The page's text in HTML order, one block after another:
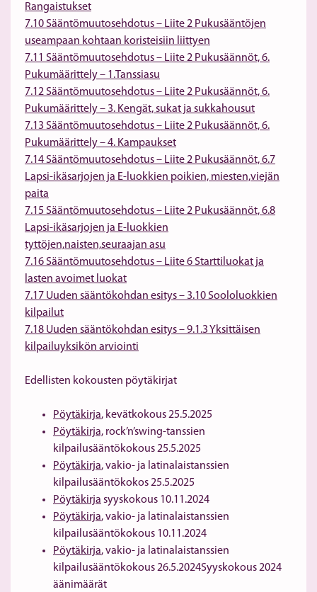
Rangaistukset
7.10 Sääntömuutosehdotus – Liite 2 Pukusääntöjen
useampaan kohtaan koristeisiin liittyen
7.11 Sääntömuutosehdotus – Liite 2 Pukusäännöt, 6.
Pukumäärittely – 1.Tanssiasu
7.12 Sääntömuutosehdotus – Liite 2 Pukusäännöt, 6.
Pukumäärittely – 3. Kengät, sukat ja sukkahousut
7.13 Sääntömuutosehdotus – Liite 2 Pukusäännöt, 6.
Pukumäärittely – 4. Kampaukset
7.14 Sääntömuutosehdotus – Liite 2 Pukusäännöt, 6.7
Lapsi-ikäsarjojen ja E-luokkien poikien, miesten,viejän
paita
7.15 Sääntömuutosehdotus – Liite 2 Pukusäännöt, 6.8
Lapsi-ikäsarjojen ja E-luokkien
tyttöjen,naisten,seuraajan asu
7.16 Sääntömuutosehdotus – Liite 6 Starttiluokat ja
lasten avoimet luokat
7.17 Uuden sääntökohdan esitys – 3.10 Soololuokkien
kilpailut
7.18 Uuden sääntökohdan esitys – 9.1.3 Yksittäisen
kilpailuyksikön arviointi
Edellisten kokousten pöytäkirjat
Pöytäkirja, kevätkokous 25.5.2025
Pöytäkirja, rock’n’swing-tanssien
kilpailusääntökokous 25.5.2025
Pöytäkirja, vakio- ja latinalaistanssien
kilpailusääntökokos 25.5.2025
Pöytäkirja syyskokous 10.11.2024
Pöytäkirja, vakio- ja latinalaistanssien
kilpailusääntökokous 10.11.2024
Pöytäkirja, vakio- ja latinalaistanssien
kilpailusääntökokous 26.5.2024Syyskokous 2024
äänimäärät